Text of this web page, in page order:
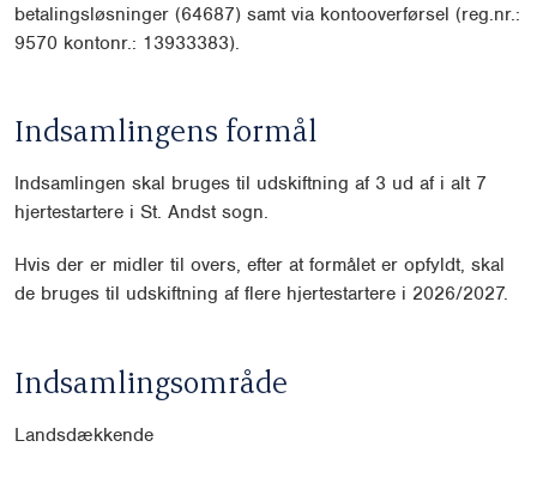
betalingsløsninger (64687) samt via kontooverførsel (reg.nr.:
9570 kontonr.: 13933383).
Indsamlingens formål
Indsamlingen skal bruges til udskiftning af 3 ud af i alt 7
hjertestartere i St. Andst sogn.
Hvis der er midler til overs, efter at formålet er opfyldt, skal
de bruges til udskiftning af flere hjertestartere i 2026/2027.
Indsamlingsområde
Landsdækkende